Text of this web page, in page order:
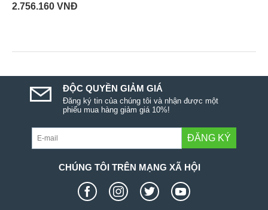
2.756.160 VNĐ
ĐỘC QUYỀN GIẢM GIÁ
Đăng ký tin của chúng tôi và nhận được một
phiếu mua hàng giảm giá 10%!
ĐĂNG KÝ
CHÚNG TÔI TRÊN MẠNG XÃ HỘI